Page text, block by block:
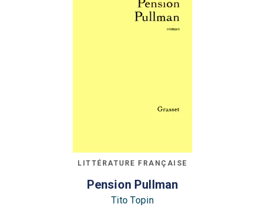
LITTÉRATURE FRANÇAISE
Pension Pullman
Tito Topin